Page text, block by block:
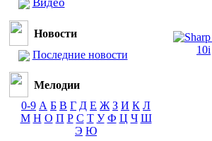
Новости
Последние новости
Мелодии
0-9 А Б В Г Д Е Ж З И К Л
М Н О П Р С Т У Ф Ц Ч Ш
Э Ю